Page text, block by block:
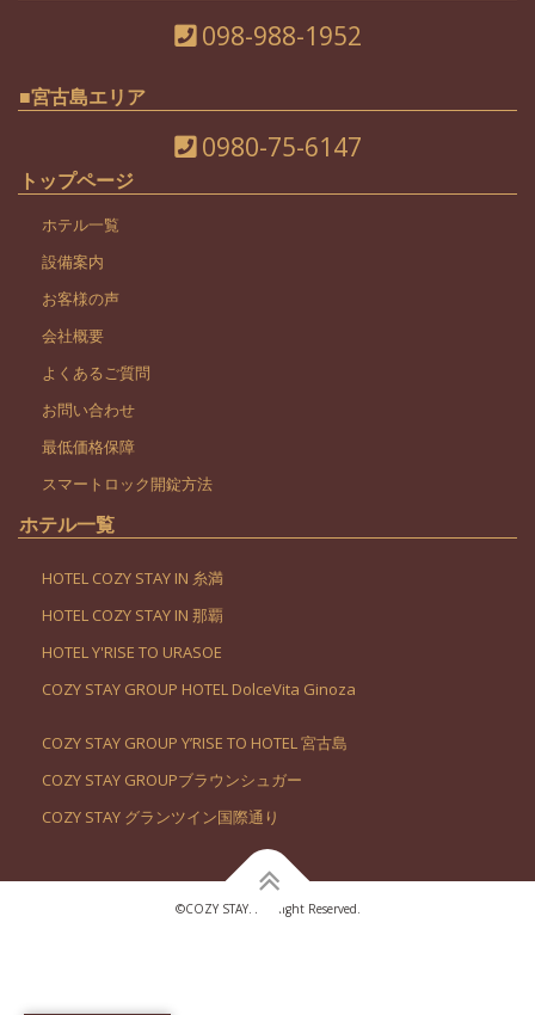
098-988-1952
■宮古島エリア
0980-75-6147
トップページ
ホテル一覧
設備案内
お客様の声
会社概要
よくあるご質問
お問い合わせ
最低価格保障
スマートロック開錠方法
ホテル一覧
HOTEL COZY STAY IN 糸満
HOTEL COZY STAY IN 那覇
HOTEL Y'RISE TO URASOE
COZY STAY GROUP HOTEL DolceVita Ginoza
COZY STAY GROUP Y’RISE TO HOTEL 宮古島
COZY STAY GROUPブラウンシュガー
COZY STAY グランツイン国際通り
©︎COZY STAY. All Right Reserved.